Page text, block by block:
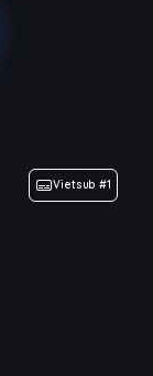
Vietsub #1